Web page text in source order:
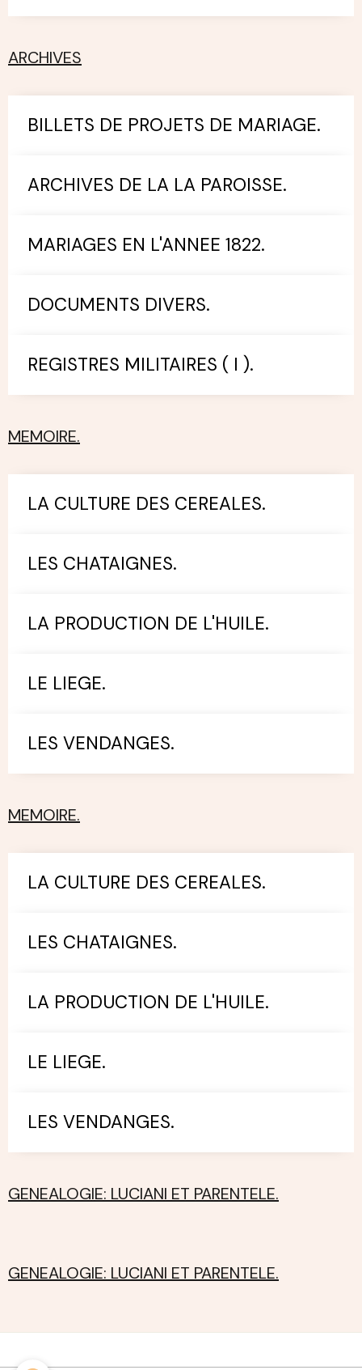
ARCHIVES
BILLETS DE PROJETS DE MARIAGE.
ARCHIVES DE LA LA PAROISSE.
MARIAGES EN L'ANNEE 1822.
DOCUMENTS DIVERS.
REGISTRES MILITAIRES ( I ).
MEMOIRE.
LA CULTURE DES CEREALES.
LES CHATAIGNES.
LA PRODUCTION DE L'HUILE.
LE LIEGE.
LES VENDANGES.
MEMOIRE.
LA CULTURE DES CEREALES.
LES CHATAIGNES.
LA PRODUCTION DE L'HUILE.
LE LIEGE.
LES VENDANGES.
GENEALOGIE: LUCIANI ET PARENTELE.
GENEALOGIE: LUCIANI ET PARENTELE.